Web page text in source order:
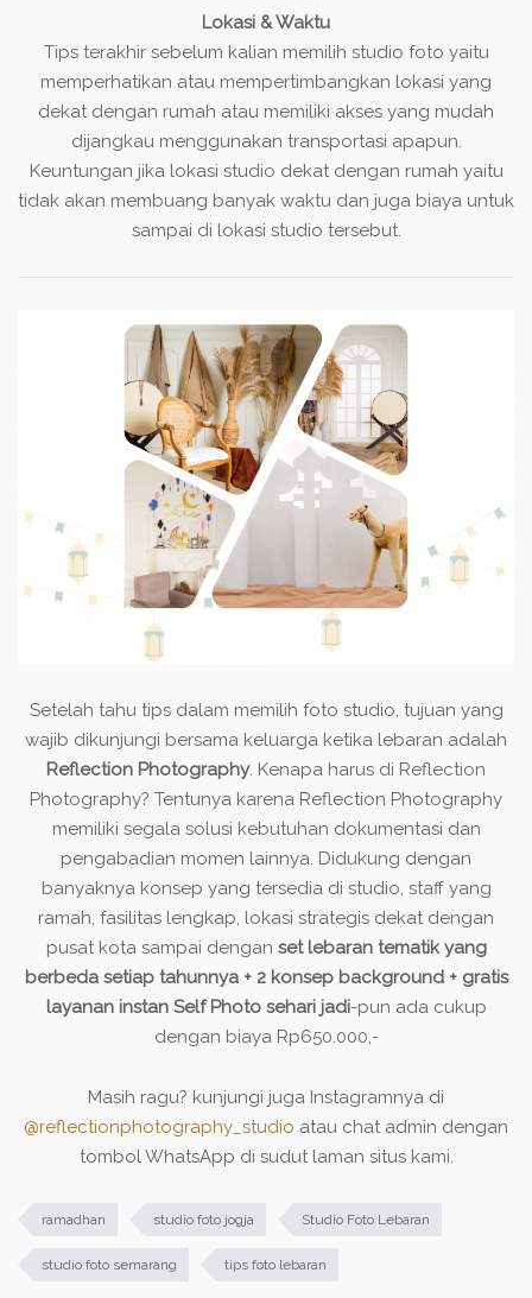
Lokasi & Waktu
Tips terakhir sebelum kalian memilih studio foto yaitu
memperhatikan atau mempertimbangkan lokasi yang
dekat dengan rumah atau memiliki akses yang mudah
dijangkau menggunakan transportasi apapun.
Keuntungan jika lokasi studio dekat dengan rumah yaitu
tidak akan membuang banyak waktu dan juga biaya untuk
sampai di lokasi studio tersebut.
Setelah tahu tips dalam memilih foto studio, tujuan yang
wajib dikunjungi bersama keluarga ketika lebaran adalah
Reflection Photography. Kenapa harus di Reflection
Photography? Tentunya karena Reflection Photography
memiliki segala solusi kebutuhan dokumentasi dan
pengabadian momen lainnya. Didukung dengan
banyaknya konsep yang tersedia di studio, staff yang
ramah, fasilitas lengkap, lokasi strategis dekat dengan
pusat kota sampai dengan set lebaran tematik yang
berbeda setiap tahunnya + 2 konsep background + gratis
layanan instan Self Photo sehari jadi-pun ada cukup
dengan biaya Rp650.000,-
Masih ragu? kunjungi juga Instagramnya di
@reflectionphotography_studio atau chat admin dengan
tombol WhatsApp di sudut laman situs kami.
ramadhan studio foto jogja Studio Foto Lebaran
studio foto semarang tips foto lebaran